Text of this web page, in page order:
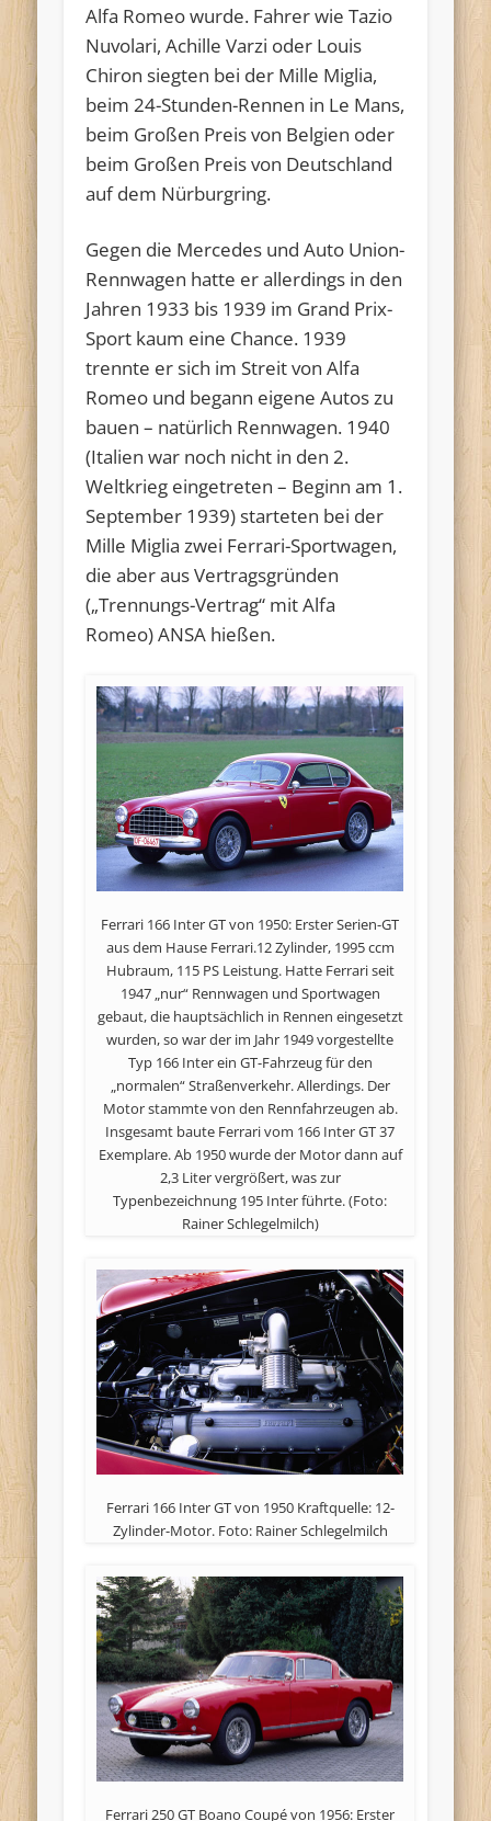
Alfa Romeo wurde. Fahrer wie Tazio
Nuvolari, Achille Varzi oder Louis
Chiron siegten bei der Mille Miglia,
beim 24-Stunden-Rennen in Le Mans,
beim Großen Preis von Belgien oder
beim Großen Preis von Deutschland
auf dem Nürburgring.
Gegen die Mercedes und Auto Union-
Rennwagen hatte er allerdings in den
Jahren 1933 bis 1939 im Grand Prix-
Sport kaum eine Chance. 1939
trennte er sich im Streit von Alfa
Romeo und begann eigene Autos zu
bauen – natürlich Rennwagen. 1940
(Italien war noch nicht in den 2.
Weltkrieg eingetreten – Beginn am 1.
September 1939) starteten bei der
Mille Miglia zwei Ferrari-Sportwagen,
die aber aus Vertragsgründen
(„Trennungs-Vertrag“ mit Alfa
Romeo) ANSA hießen.
Ferrari 166 Inter GT von 1950: Erster Serien-GT
aus dem Hause Ferrari.12 Zylinder, 1995 ccm
Hubraum, 115 PS Leistung. Hatte Ferrari seit
1947 „nur“ Rennwagen und Sportwagen
gebaut, die hauptsächlich in Rennen eingesetzt
wurden, so war der im Jahr 1949 vorgestellte
Typ 166 Inter ein GT-Fahrzeug für den
„normalen“ Straßenverkehr. Allerdings. Der
Motor stammte von den Rennfahrzeugen ab.
Insgesamt baute Ferrari vom 166 Inter GT 37
Exemplare. Ab 1950 wurde der Motor dann auf
2,3 Liter vergrößert, was zur
Typenbezeichnung 195 Inter führte. (Foto:
Rainer Schlegelmilch)
Ferrari 166 Inter GT von 1950 Kraftquelle: 12-
Zylinder-Motor. Foto: Rainer Schlegelmilch
Ferrari 250 GT Boano Coupé von 1956: Erster